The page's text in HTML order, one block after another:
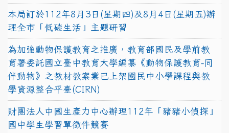
本局訂於112年8月3日(星期四)及8月4日(星期五)辦
理全市「低碳生活」主題研習
為加強動物保護教育之推廣，教育部國民及學前教
育署委託國立臺中教育大學編纂《動物保護教育-同
伴動物》之教材教案業已上架國民中小學課程與教
學資源整合平臺(CIRN)
財團法人中國生產力中心辦理112年「豬豬小偵探」
國中學生學習單徵件競賽